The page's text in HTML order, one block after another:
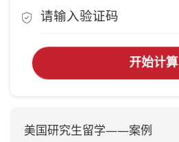
开始计算
美国研究生留学——案例